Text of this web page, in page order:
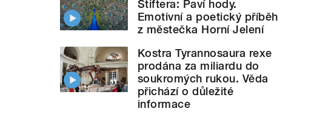
Štiftera: Paví hody.
Emotivní a poetický příběh
z městečka Horní Jelení
Kostra Tyrannosaura rexe
prodána za miliardu do
soukromých rukou. Věda
přichází o důležité
informace